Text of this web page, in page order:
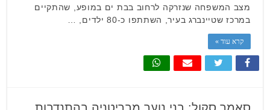
מצב המשפחה שנזרקה לרחוב בבת ים במופע, שהתקיים
במרכז שטיינברג בעיר, השתתפו כ-80 ילדים, …
קרא עוד »